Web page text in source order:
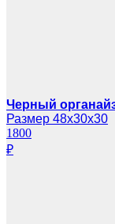
Черный
Размер 48х30х30
1800
₽